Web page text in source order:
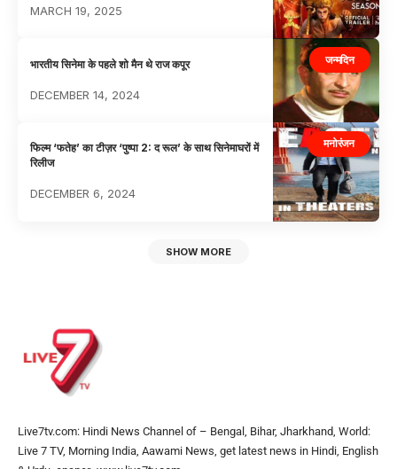
MARCH 19, 2025
जन्मदिन
भारतीय सिनेमा के पहले शो मैन थे राज कपूर
DECEMBER 14, 2024
मनोरंजन
फिल्म ‘फतेह’ का टीज़र ‘पुष्पा 2: द रूल’ के साथ सिनेमाघरों में
रिलीज
DECEMBER 6, 2024
SHOW MORE
Live7tv.com: Hindi News Channel of – Bengal, Bihar, Jharkhand, World:
Live 7 TV, Morning India, Aawami News, get latest news in Hindi, English